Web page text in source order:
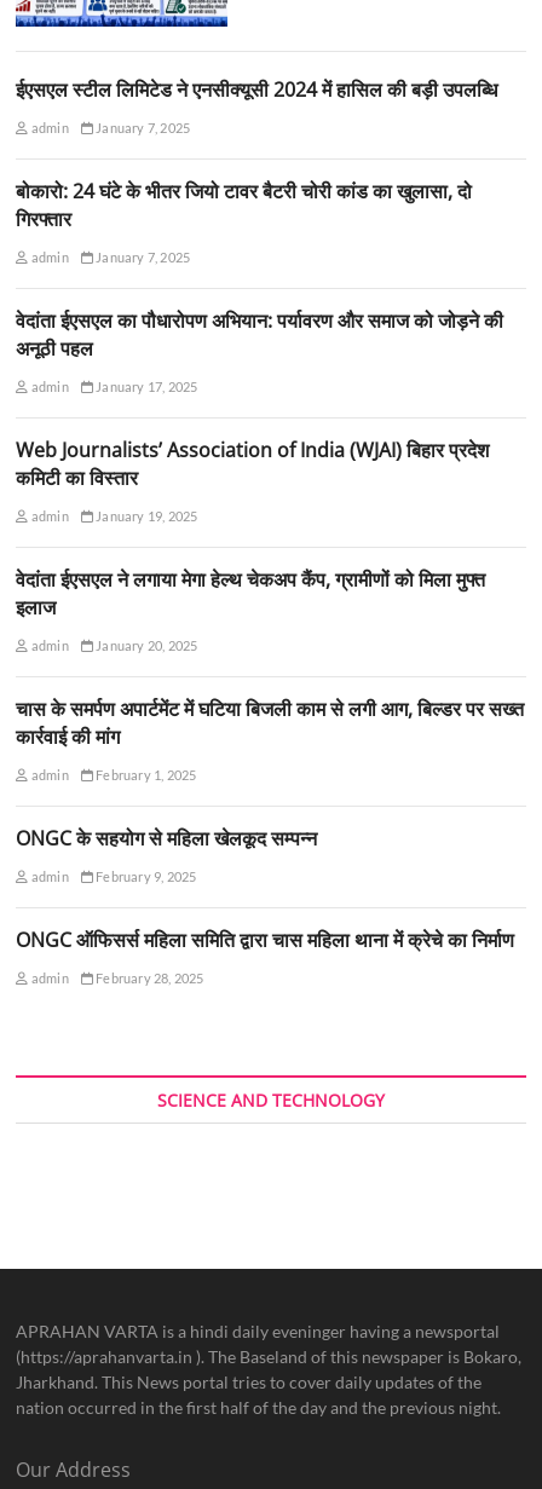
ईएसएल स्टील लिमिटेड ने एनसीक्यूसी 2024 में हासिल की बड़ी उपलब्धि
admin January 7, 2025
बोकारो: 24 घंटे के भीतर जियो टावर बैटरी चोरी कांड का खुलासा, दो
गिरफ्तार
admin January 7, 2025
वेदांता ईएसएल का पौधारोपण अभियान: पर्यावरण और समाज को जोड़ने की
अनूठी पहल
admin January 17, 2025
Web Journalists’ Association of India (WJAI) बिहार प्रदेश
कमिटी का विस्तार
admin January 19, 2025
वेदांता ईएसएल ने लगाया मेगा हेल्थ चेकअप कैंप, ग्रामीणों को मिला मुफ्त
इलाज
admin January 20, 2025
चास के समर्पण अपार्टमेंट में घटिया बिजली काम से लगी आग, बिल्डर पर सख्त
कार्रवाई की मांग
admin February 1, 2025
ONGC के सहयोग से महिला खेलकूद सम्पन्न
admin February 9, 2025
ONGC ऑफिसर्स महिला समिति द्वारा चास महिला थाना में क्रेचे का निर्माण
admin February 28, 2025
SCIENCE AND TECHNOLOGY
APRAHAN VARTA is a hindi daily eveninger having a newsportal
(https://aprahanvarta.in ). The Baseland of this newspaper is Bokaro,
Jharkhand. This News portal tries to cover daily updates of the
nation occurred in the first half of the day and the previous night.
Our Address